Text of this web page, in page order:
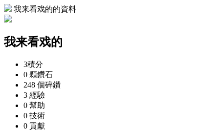
我来看戏的的資料
我来看戏的
3積分
0 顆鑽石
248 個碎鑽
3 經驗
0 幫助
0 技術
0 貢獻